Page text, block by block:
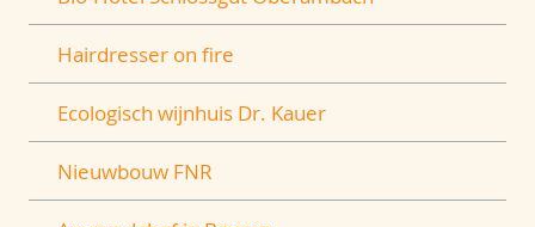
Hairdresser on fire
Ecologisch wijnhuis Dr. Kauer
Nieuwbouw FNR